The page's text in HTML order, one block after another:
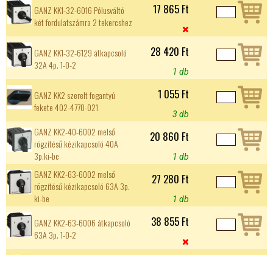
GANZ KK1-32-6016 Pólusváltó
két fordulatszámra 2 tekercshez
17 865 Ft

GANZ KK1-32-6129 átkapcsoló
32A 4p. 1-0-2
28 420 Ft
1 db
GANZ KK2 szerelt fogantyú
fekete 402-4770-021
1 055 Ft
3 db
GANZ KK2-40-6002 melső
rögzítésű kézikapcsoló 40A
3p.ki-be
20 860 Ft
1 db
GANZ KK2-63-6002 melső
rögzítésű kézikapcsoló 63A 3p.
ki-be
27 280 Ft
1 db
GANZ KK2-63-6006 átkapcsoló
63A 3p. 1-0-2
38 855 Ft
